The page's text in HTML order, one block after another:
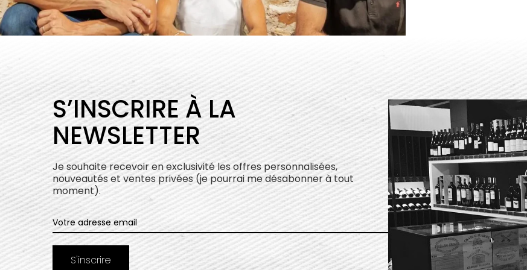
S’INSCRIRE À LA
NEWSLETTER
Je souhaite recevoir en exclusivité les offres personnalisées,
nouveautés et ventes privées (je pourrai me désabonner à tout
moment).